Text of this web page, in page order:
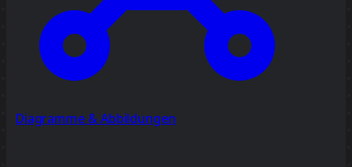
Diagramme & Abbildungen